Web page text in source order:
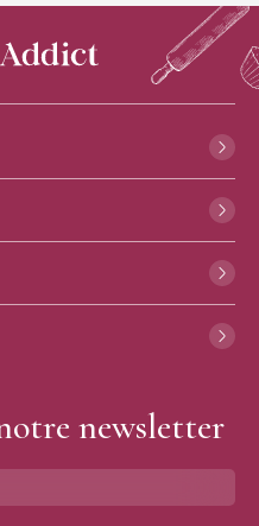
newsletter